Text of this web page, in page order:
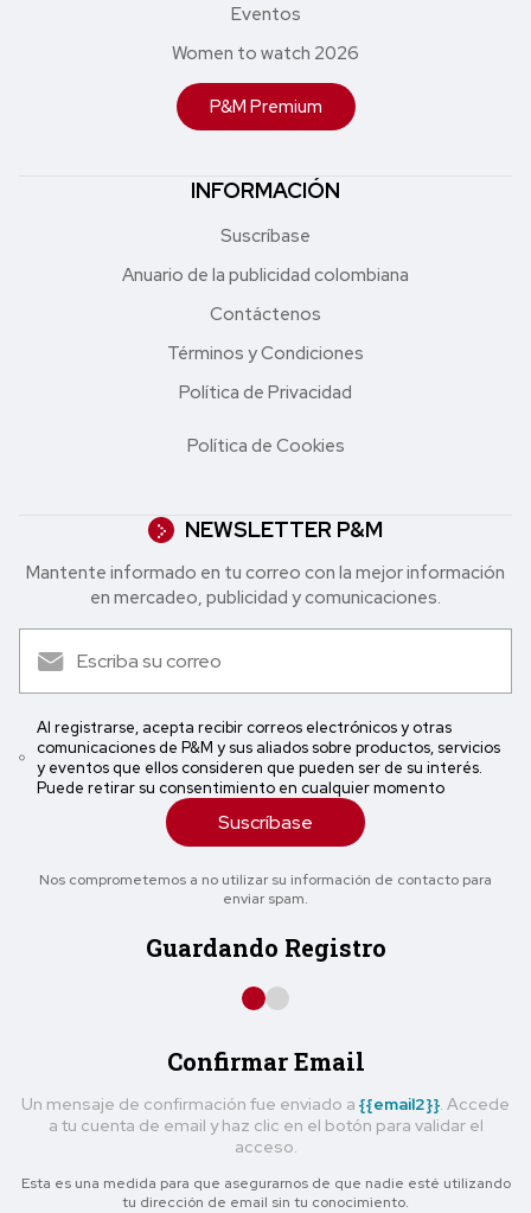
Eventos
Women to watch 2026
P&M Premium
INFORMACIÓN
Suscríbase
Anuario de la publicidad colombiana
Contáctenos
Términos y Condiciones
Política de Privacidad
Política de Cookies
NEWSLETTER P&M
Mantente informado en tu correo con la mejor in formación
en mercadeo, publicidad y comunicaciones.
Al registrarse, acepta recibir correos electrónicos y otras
comunicaciones de P&M y sus aliados sobre productos, servicios
y eventos que ellos consideren que pueden ser de su interés.
Puede retirar su consentimiento en cualquier momento
Suscríbase
Nos comprometemos a no utilizar su información de contacto para
enviar spam.
Guardando Registro
Confirmar Email
Un mensaje de confirmación fue enviado a {{email2}} . Accede
a tu cuenta de email y haz clic en el botón para validar el
acceso.
Esta es una medida para que asegurarnos de que nadie esté utilizando
tu dirección de email sin tu conocimiento.